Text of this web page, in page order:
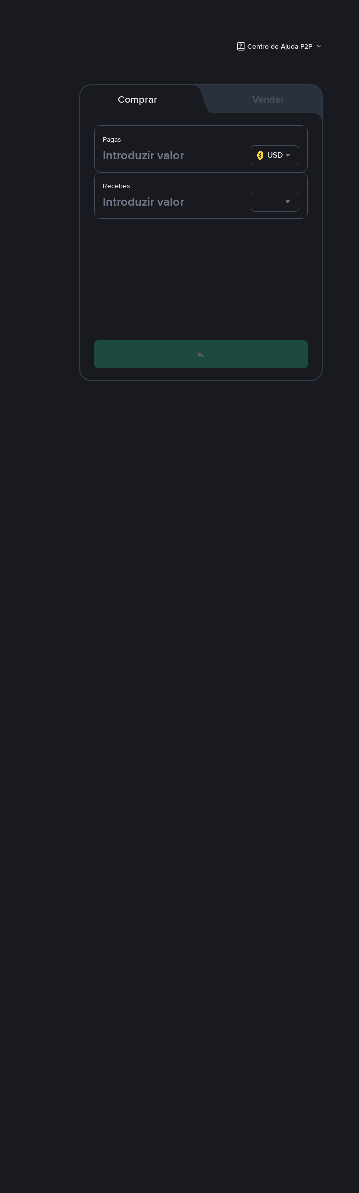
Centro de Ajuda P2P
Comprar Vender
Pagas
USD
Recebes